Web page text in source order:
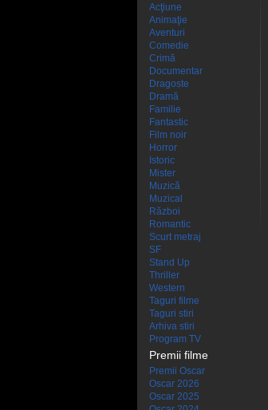
Acţiune
Animaţie
Aventuri
Comedie
Crimă
Documentar
Dragoste
Dramă
Familie
Fantastic
Film noir
Horror
Istoric
Mister
Muzică
Muzical
Război
Romantic
Scurt metraj
SF
Stand Up
Thriller
Western
Taguri filme
Taguri stiri
Arhiva stiri
Program TV
Premii filme
Premii Oscar
Oscar 2026
Oscar 2025